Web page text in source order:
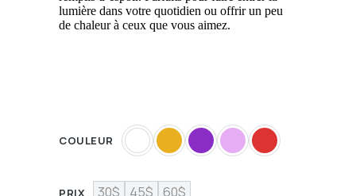
lumière dans votre quotidien ou offrir un peu
de chaleur à ceux que vous aimez.
COULEUR
PRIX 30$ 45$ 60$